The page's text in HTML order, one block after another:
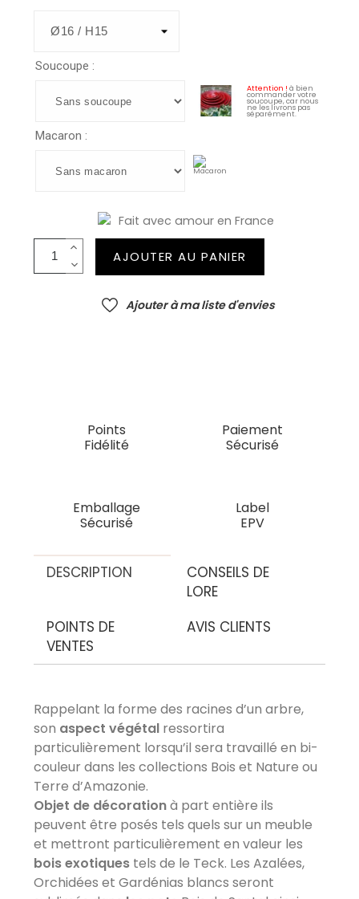
Soucoupe :
Attention !à bien
commander votre
soucoupe, car nous
ne les livrons pas
séparément.
Macaron :
Fait avec amour en France
AJOUTER AU PANIER
Ajouter à ma liste d'envies
Points
Fidélité
Paiement
Sécurisé
Emballage
Sécurisé
Label
EPV
DESCRIPTION
CONSEILS DE
LORE
POINTS DE
VENTES
AVIS CLIENTS
Rappelant la forme des racines d’un arbre,
son aspect végétal ressortira
particulièrement lorsqu’il sera travaillé en bi-
couleur dans les collections Bois et Nature ou
Terre d’Amazonie.
Objet de décorationà part entière ils
peuvent être posés tels quels sur un meuble
et mettront particulièrement en valeur les
bois exotiques tels de le Teck. Les Azalées,
Orchidées et Gardénias blancs seront
AVIS À PROPOS DU PRODUIT
VOIR L'ATTESTATION
Avis soumis à un contrôle
9.2/10
Basé sur 14 avis
Laurence Z.
Publié le 05/05/2025 à 17:47 (Date de commande : 29/03/2025)